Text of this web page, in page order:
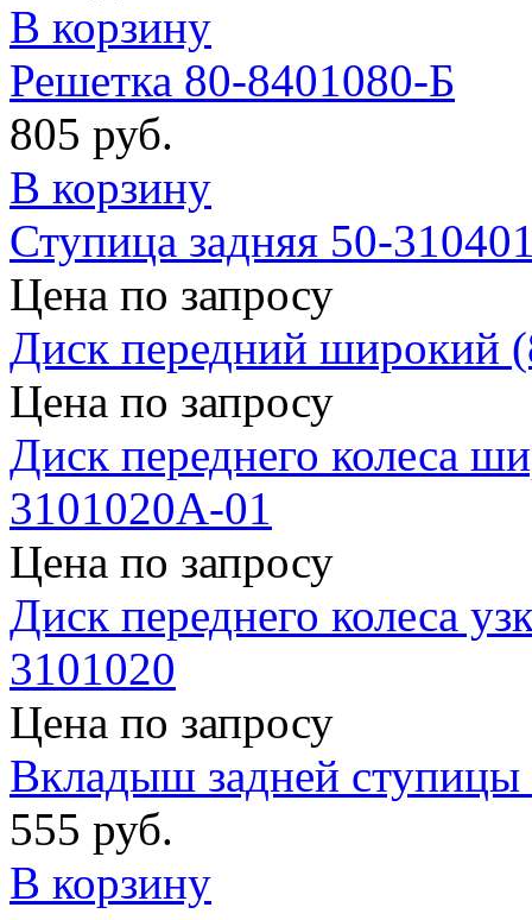
В корзину
Решетка 80-8401080-Б
805 руб.
В корзину
Ступица задняя 50-
Цена по запросу
Диск передний широкий
Цена по запросу
Диск переднего колеса
3101020A-01
Цена по запросу
Диск переднего колеса
3101020
Цена по запросу
Вкладыш задней
555 руб.
В корзину